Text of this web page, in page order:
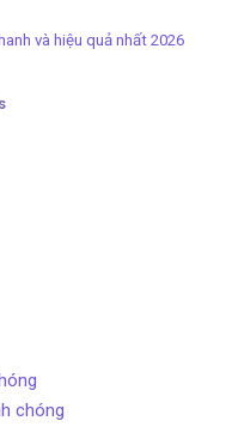
và hiệu quả nhất 2026
chóng